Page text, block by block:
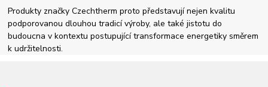
Produkty značky Czechtherm proto představují nejen kvalitu
podporovanou dlouhou tradicí výroby, ale také jistotu do
budoucna v kontextu postupující transformace energetiky směrem
k udržitelnosti.